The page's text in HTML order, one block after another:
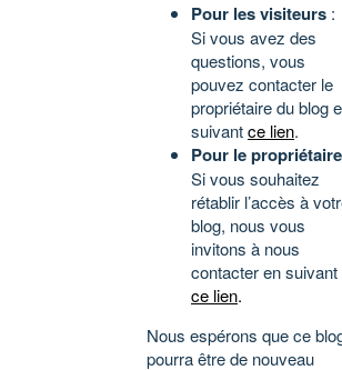
Pour les visiteurs :
Si vous avez des
questions, vous
pouvez contacter le
propriétaire du blog
suivantce lien.
Pour le propriétaire
Si vous souhaitez
rétablir l’accès à
blog, nous vous
invitons à nous
contacter en suivant
ce lien.
Nous espérons que ce
pourra être de nouveau